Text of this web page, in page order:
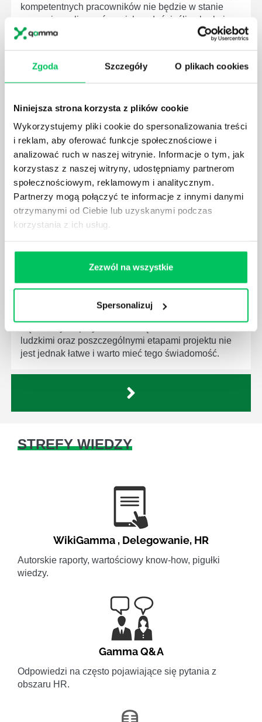
Zgoda Szczegóły O plikach cookies
Niniejsza strona korzysta z plików cookie
Wykorzystujemy pliki cookie do spersonalizowania treści
i reklam, aby oferować funkcje społecznościowe i
analizować ruch w naszej witrynie. Informacje o tym, jak
korzystasz z naszej witryny, udostępniamy partnerom
społecznościowym, reklamowym i analitycznym.
Partnerzy mogą połączyć te informacje z innymi danymi
otrzymanymi od Ciebie lub uzyskanymi podczas
korzystania z ich usług.
Zezwól na wszystkie
Spersonalizuj
kompetentnych pracowników nie będzie w stanie
sprawnie realizować swoich zadań, jeśli zabraknie w
nim odpowiedniego kierownictwa. Zawsze
JAK BRYGADZISTA MOŻE ROZWINĄĆ SWOJE
KOMPETENCJE MENEDŻERSKIE?
Menedżer to niezwykle ważne stanowisko w każdej
firmie. Osoba je pełniąca jest w pełni odpowiedzialna
za realizację działań podległych mu osób oraz
JAKĄ METODĘ ZARZĄDZANIA POWINIEN ZNAĆ
ludzkimi oraz poszczególnymi etapami projektu nie
jest jednak łatwe i warto mieć tego świadomość.
STREFY WIEDZY
WikiGamma , Delegowanie, HR
Autorskie raporty, wartościowy know-how, pigułki
wiedzy.
Gamma Q&A
Odpowiedzi na często pojawiające się pytania z
obszaru HR.